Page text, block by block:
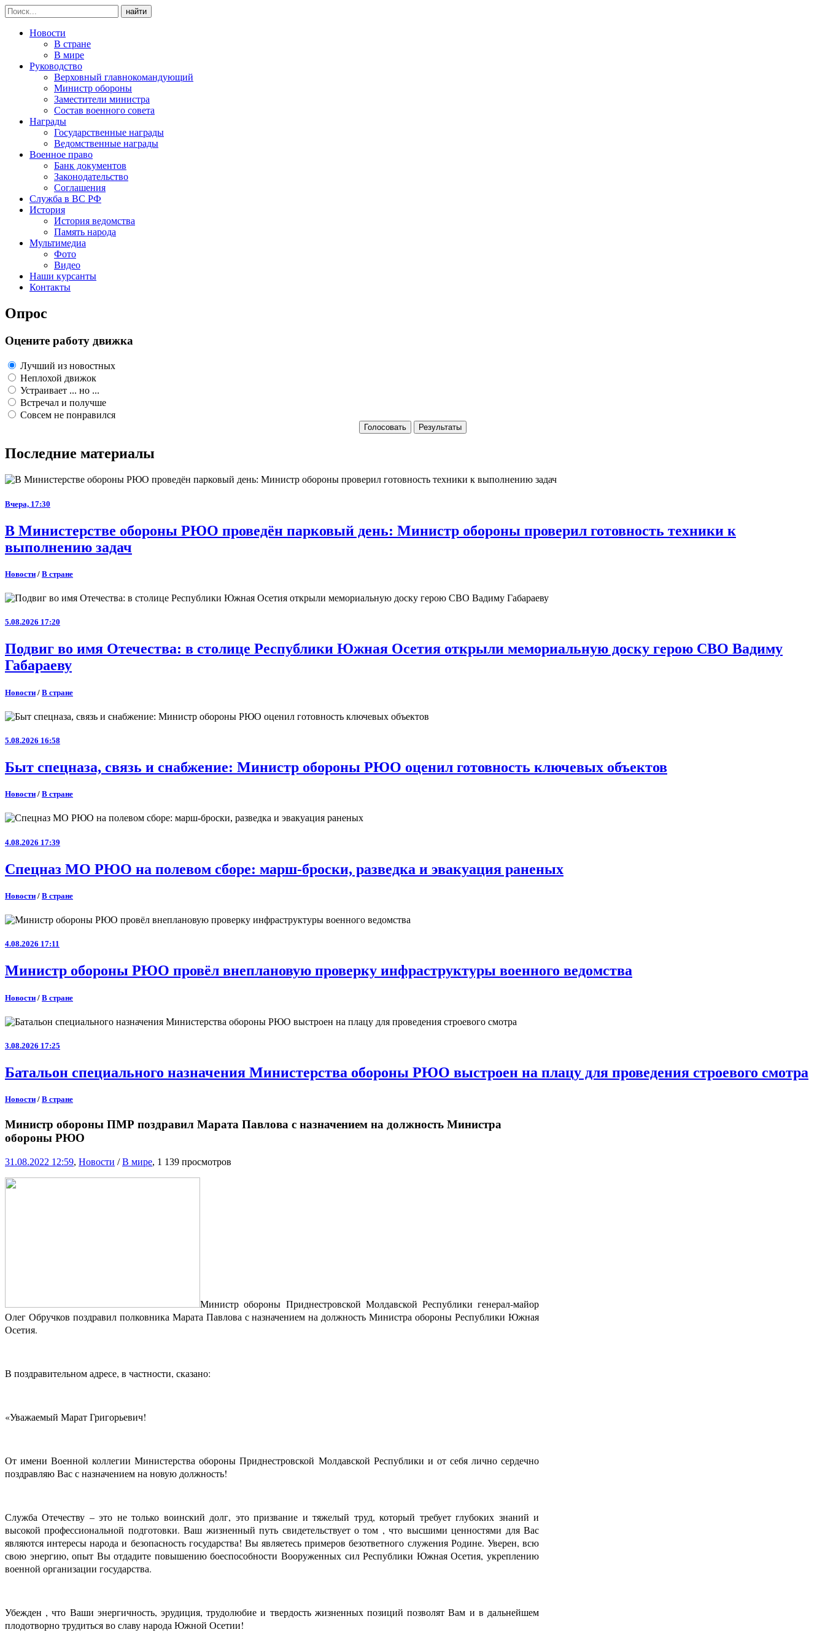
найти
Новости
В стране
В мире
Руководство
Верховный главнокомандующий
Министр обороны
Заместители министра
Состав военного совета
Награды
Государственные награды
Ведомственные награды
Военное право
Банк документов
Законодательство
Соглашения
Служба в ВС РФ
История
История ведомства
Память народа
Мультимедиа
Фото
Видео
Наши курсанты
Контакты
Опрос
Оцените работу движка
Лучший из новостных
Неплохой движок
Устраивает ... но ...
Встречал и получше
Совсем не понравился
Голосовать Результаты
Последние материалы
Вчера, 17:30
В Министерстве обороны РЮО проведён парковый день: Министр обороны проверил готовность техники к
выполнению задач
Новости / В стране
5.08.2026 17:20
Подвиг во имя Отечества: в столице Республики Южная Осетия открыли мемориальную доску герою СВО Вадиму
Габараеву
Новости / В стране
5.08.2026 16:58
Быт спецназа, связь и снабжение: Министр обороны РЮО оценил готовность ключевых объектов
Новости / В стране
4.08.2026 17:39
Спецназ МО РЮО на полевом сборе: марш‑броски, разведка и эвакуация раненых
Новости / В стране
4.08.2026 17:11
Министр обороны РЮО провёл внеплановую проверку инфраструктуры военного ведомства
Новости / В стране
3.08.2026 17:25
Батальон специального назначения Министерства обороны РЮО выстроен на плацу для проведения строевого смотра
Новости / В стране
Министр обороны ПМР поздравил Марата Павлова с назначением на должность Министра
обороны РЮО
31.08.2022 12:59, Новости /В мире, 1 139 просмотров
Министр обороны Приднестровской Молдавской Республики генерал-майор
Олег Обручков поздравил полковника Марата Павлова с назначением на должность Министра обороны Республики Южная
Осетия.
В поздравительном адресе, в частности, сказано:
«Уважаемый Марат Григорьевич!
От имени Военной коллегии Министерства обороны Приднестровской Молдавской Республики и от себя лично сердечно
поздравляю Вас с назначением на новую должность!
Служба Отечеству – это не только воинский долг, это призвание и тяжелый труд, который требует глубоких знаний и
высокой профессиональной подготовки. Ваш жизненный путь свидетельствует о том , что высшими ценностями для Вас
являются интересы народа и безопасность государства! Вы являетесь примеров безответного служения Родине. Уверен, всю
свою энергию, опыт Вы отдадите повышению боеспособности Вооруженных сил Республики Южная Осетия, укреплению
военной организации государства.
Убежден , что Ваши энергичность, эрудиция, трудолюбие и твердость жизненных позиций позволят Вам и в дальнейшем
плодотворно трудиться во славу народа Южной Осетии!